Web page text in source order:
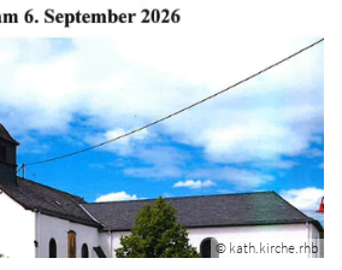
© kath.kirche.rhb